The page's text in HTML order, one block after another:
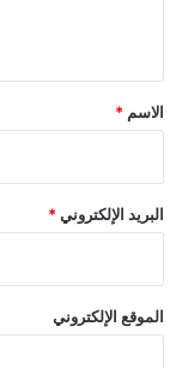
*
الاسم *
البريد الإلكتروني *
الموقع الإلكتروني